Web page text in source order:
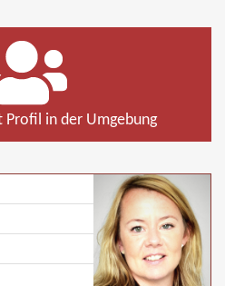
in der Umgebung